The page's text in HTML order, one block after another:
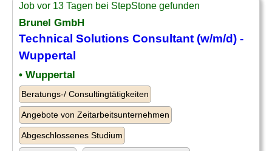
Job vor 13 Tagen bei StepStone gefunden
Brunel GmbH
Technical Solutions Consultant (w/m/d) -
Wuppertal
• Wuppertal
Beratungs-/ Consultingtätigkeiten
Angebote von Zeitarbeitsunternehmen
Abgeschlossenes Studium